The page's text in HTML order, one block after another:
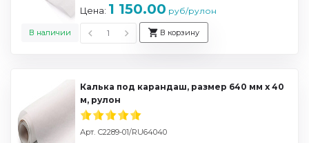
В наличии
Цена: 1 150.00 руб/рулон
В корзину
Калька под карандаш, размер 640 мм х 40
м, рулон
Арт. С2289-01/RU64040